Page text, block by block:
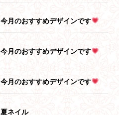
今月のおすすめデザインです
今月のおすすめデザインです
今月のおすすめデザインです
夏ネイル